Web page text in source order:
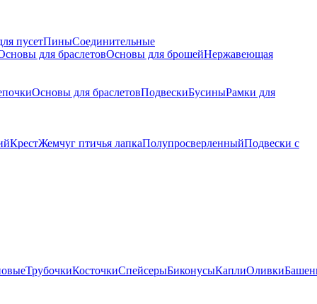
пусетПиныСоединительные
для браслетовОсновы для брошейНержавеющая
Основы для браслетовПодвескиБусиныРамки для
КрестЖемчуг птичья лапкаПолупросверленныйПодвески с
ТрубочкиКосточкиСпейсерыБиконусыКаплиОливки